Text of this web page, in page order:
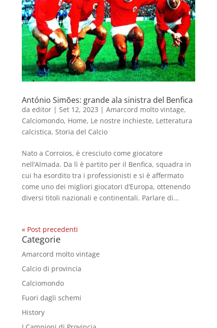
António Simões: grande ala sinistra del Benfica
da editor| Set 12, 2023 | Amarcord molto vintage,
Calciomondo, Home, Le nostre inchieste, Letteratura
calcistica, Storia del Calcio
Nato a Corroios, è cresciuto come giocatore
nell’Almada. Da lì è partito per il Benfica, squadra in
cui ha esordito tra i professionisti e si è affermato
come uno dei migliori giocatori d’Europa, ottenendo
diversi titoli nazionali e continentali. Parlare di...
« Post precedenti
Categorie
Amarcord molto vintage
Calcio di provincia
Calciomondo
Fuori dagli schemi
History